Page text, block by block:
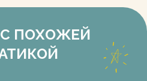
ПОХОЖЕЙ